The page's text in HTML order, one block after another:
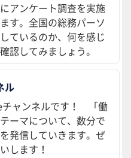
アンケート調査を実施
す。全国の総務パーソ
ているのか、何を感じ
認してみましょう。
ル
チャンネルです！ 「働
ーマについて、数分で
発信していきます。ぜ
します！